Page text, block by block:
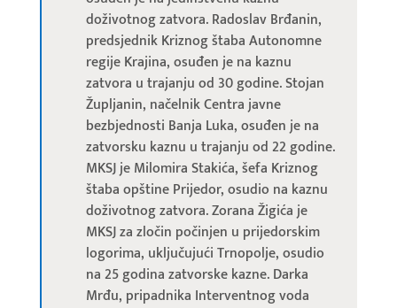
doživotnog zatvora. Radoslav Brđanin,
predsjednik Kriznog štaba Autonomne
regije Krajina, osuđen je na kaznu
zatvora u trajanju od 30 godine. Stojan
Župljanin, načelnik Centra javne
bezbjednosti Banja Luka, osuđen je na
zatvorsku kaznu u trajanju od 22 godine.
MKSJ je Milomira Stakića, šefa Kriznog
štaba opštine Prijedor, osudio na kaznu
doživotnog zatvora. Zorana Žigića je
MKSJ za zločin počinjen u prijedorskim
logorima, uključujući Trnopolje, osudio
na 25 godina zatvorske kazne. Darka
Mrđu, pripadnika Interventnog voda